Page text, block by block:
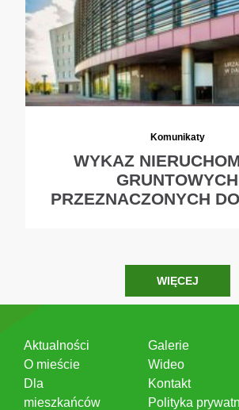
Komunikaty
WYKAZ
GRUNTOWYCH
PRZEZNACZONYCH
WIĘCEJ
Aktualności
O mieście
Dla
mieszkańców
Galerie
Wideo
Kontakt
Polityka